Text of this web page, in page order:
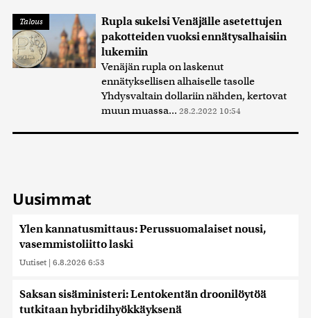
Talous
Rupla sukelsi Venäjälle asetettujen
pakotteiden vuoksi ennätysalhaisiin
lukemiin
Venäjän rupla on laskenut
ennätyksellisen alhaiselle tasolle
Yhdysvaltain dollariin nähden, kertovat
muun muassa... 28.2.2022 10:54
Uusimmat
Ylen kannatusmittaus: Perussuomalaiset nousi,
vasemmistoliitto laski
Uutiset | 6.8.2026 6:53
Saksan sisäministeri: Lentokentän droonilöytöä
tutkitaan hybridihyökkäyksenä